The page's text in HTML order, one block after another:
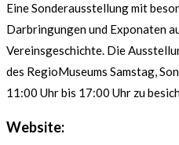
Eine Sonderausstellung mit
Darbringungen und Exponaten
Vereinsgeschichte. Die
des RegioMuseums Samstag,
11:00 Uhr bis 17:00 Uhr zu
Website: